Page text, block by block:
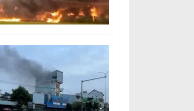
Podcast
EMagazine
Photo
Infographic
Góc ảnh